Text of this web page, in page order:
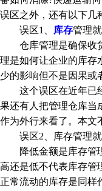
误区之外，还有以下几
误区1、
库存管理
仓库管理是确保收货
理是如何让企业的库存
少的影响但不是因果或
这个误区在近年已经
果还有人把管理仓库当
作为外行来看了。本文
误区2、库存管理就
降低金额是库存管理
高还是低不代表库存管
正常流动的库存是同样